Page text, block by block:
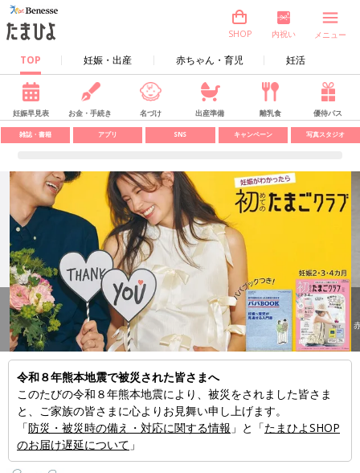
TOP 妊娠・出産 赤ちゃん・育児 妊活
SHOP 内祝い メニュー
妊娠早見表 お金・手続き 名づけ 出産準備 離乳食 優待パス
雑誌・書籍 アプリ SNS キャンペーン 写真スタジオ
令和８年熊本地震で被災された皆さまへ
このたびの令和８年熊本地震により、被災をされました皆さま
と、ご家族の皆さまに心よりお見舞い申し上げます。
「防災・被災時の備え・対応に関する情報 」と「たまひよSHOP
のお届け遅延について 」